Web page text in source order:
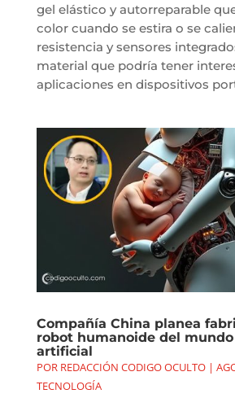
gel elástico y autorreparable
color cuando se estira o se
resistencia y sensores
material que podría tener
aplicaciones en dispositivos
Compañía China planea
robot humanoide del
artificial
POR REDACCIÓN CODIGO OCULTO|
TECNOLOGÍA